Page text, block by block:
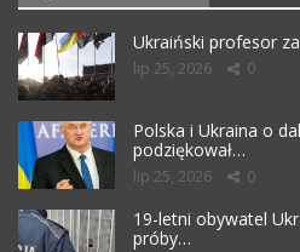
Ukraiński profesor
lip 25, 2026 0
Polska i Ukraina o
podziękował…
lip 25, 2026 0
19-letni obywatel
próby…